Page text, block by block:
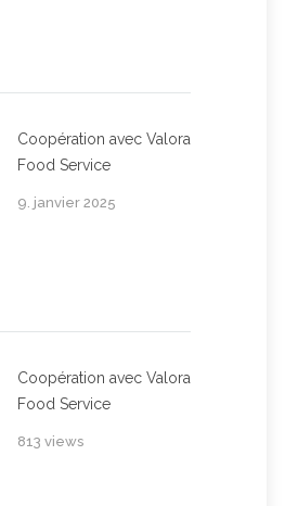
Coopération avec Valora
Food Service
9. janvier 2025
Coopération avec Valora
Food Service
813 views